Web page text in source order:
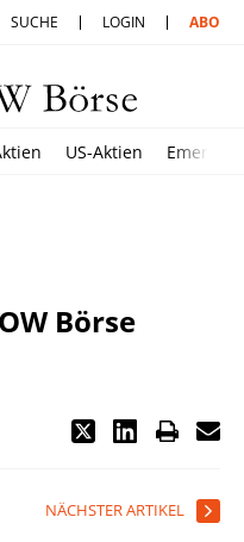
SUCHE LOGIN ABO
US-Aktien
Börse
NÄCHSTER ARTIKEL